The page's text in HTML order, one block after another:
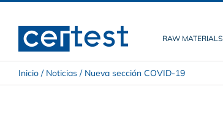
content
RAW MATERIALS
Inicio/ Noticias/ Nueva sección COVID-19